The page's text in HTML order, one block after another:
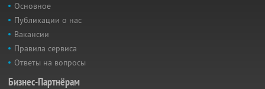
Основное
Публикации о нас
Вакансии
Правила сервиса
Ответы на вопросы
Бизнес-Партнёрам